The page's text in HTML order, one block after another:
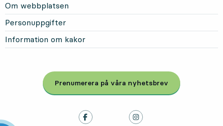
Om webbplatsen
Personuppgifter
Information om kakor
Prenumerera på våra nyhetsbrev
, Öppnas i modal